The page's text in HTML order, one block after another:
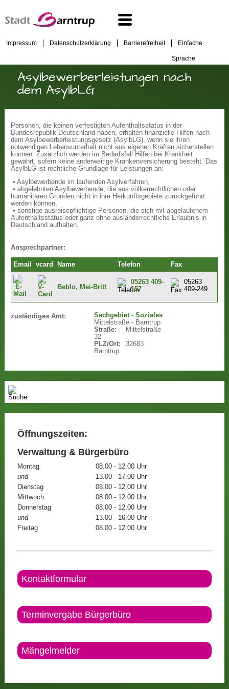
Impressum Datenschutzerklärung Barrierefreiheit Einfache
Sprache
Asylbewerberleistungen nach
dem AsylbLG
Personen, die keinen verfestigten Aufenthaltsstatus in der
Bundesrepublik Deutschland haben, erhalten finanzielle Hilfen nach
dem Asylbewerberleistungsgesetz (AsylbLG), wenn sie ihren
notwendigen Lebensunterhalt nicht aus eigenen Kräften sicherstellen
können. Zusätzlich werden im Bedarfsfall Hilfen bei Krankheit
gewährt, sofern keine anderweitige Krankenversicherung besteht. Das
AsylbLG ist rechtliche Grundlage für Leistungen an:
• Asylbewerbende im laufenden Asylverfahren,
• abgelehnten Asylbewerbende, die aus völkerrechtlichen oder
humanitären Gründen nicht in ihre Herkunftsgebiete zurückgeführt
werden können,
• sonstige ausreisepflichtige Personen, die sich mit abgelaufenem
Aufenthaltsstatus oder ganz ohne ausländerrechtliche Erlaubnis in
Deutschland aufhalten.
Ansprechpartner:
Email vcard Name Telefon Fax
Beblo, Mei-Britt
05263 409-
157
05263
409-249
zuständiges Amt:
Sachgebiet - Soziales
Mittelstraße - Barntrup
Straße:
Mittelstraße
32
PLZ/Ort:
32683
Barntrup
Öffnungszeiten:
Verwaltung & Bürgerbüro
Montag
08.00 - 12.00 Uhr
und
13.00 - 17.00 Uhr
Dienstag
08.00 - 12.00 Uhr
Mittwoch
08.00 - 12.00 Uhr
Donnerstag
08.00 - 12.00 Uhr
und
13.00 - 16.00 Uhr
Freitag
08.00 - 12:00 Uhr
Kontaktformular
Terminvergabe Bürgerbüro
Mängelmelder